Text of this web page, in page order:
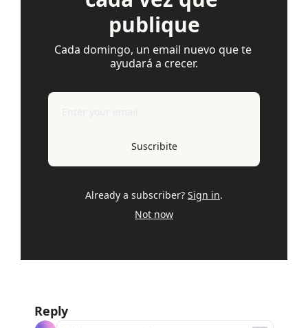
publique
Cada domingo, un email nuevo que te
ayudará a crecer.
Suscribite
Already a subscriber? Sign in.
Not now
Reply